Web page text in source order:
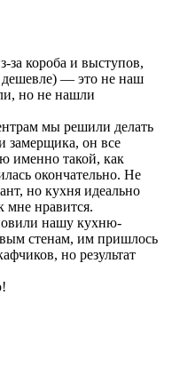
за короба и выступов,
дешевле) — это не наш
но не нашли
мы решили делать
замерщика, он все
именно такой, как
окончательно. Не
но кухня идеально
мне нравится.
нашу кухню-
стенам, им пришлось
но результат